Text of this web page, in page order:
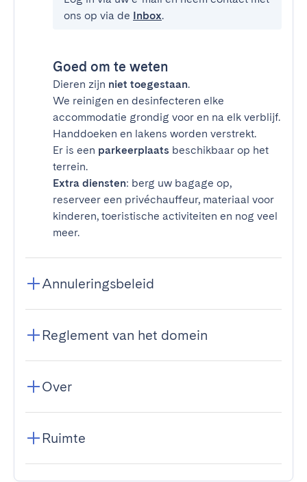
ons op via de Inbox.
Goed om te weten
Dieren zijn niet toegestaan.
We reinigen en desinfecteren elke
accommodatie grondig voor en na elk verblijf.
Handdoeken en lakens worden verstrekt.
Er is een parkeerplaats beschikbaar op het
terrein.
Extra diensten: berg uw bagage op,
reserveer een privéchauffeur, materiaal voor
kinderen, toeristische activiteiten en nog veel
meer.
Annuleringsbeleid
Reglement van het domein
Over
Ruimte